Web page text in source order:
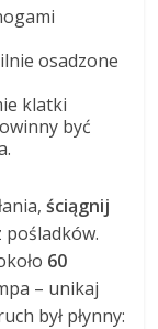
osadzone
klatki
być
ściągnij
60
– unikaj
był płynny: